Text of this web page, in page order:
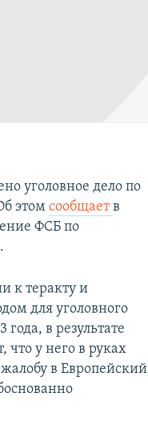
уголовное дело по
этомсообщаетв
ФСБ по
к теракту и
для уголовного
в результате
что у него в руках
жалобу в Европейский